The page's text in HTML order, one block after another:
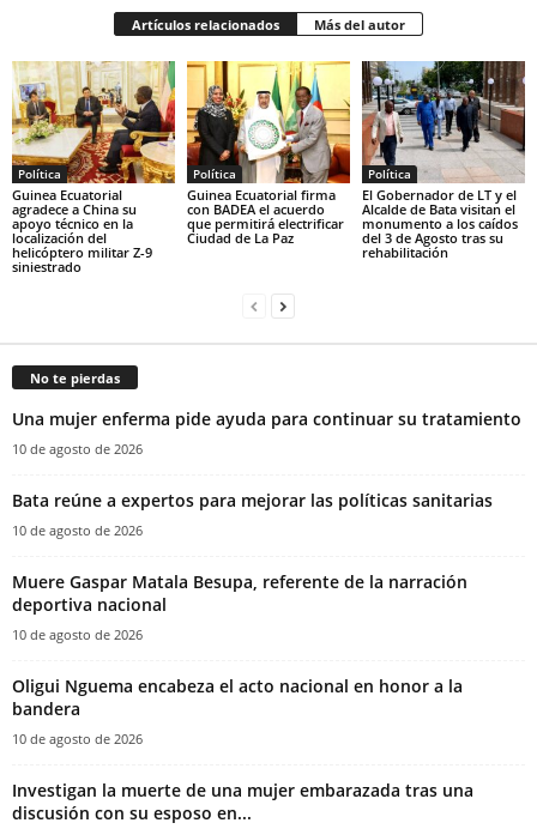
Artículos relacionados Más del autor
Política
Guinea Ecuatorial
agradece a China su
apoyo técnico en la
localización del
helicóptero militar Z-9
siniestrado
Política
Guinea Ecuatorial firma
con BADEA el acuerdo
que permitirá electrificar
Ciudad de La Paz
Política
El Gobernador de LT y el
Alcalde de Bata visitan el
monumento a los caídos
del 3 de Agosto tras su
rehabilitación
No te pierdas
Una mujer enferma pide ayuda para continuar su tratamiento
10 de agosto de 2026
Bata reúne a expertos para mejorar las políticas sanitarias
10 de agosto de 2026
Muere Gaspar Matala Besupa, referente de la narración
deportiva nacional
10 de agosto de 2026
Oligui Nguema encabeza el acto nacional en honor a la
bandera
10 de agosto de 2026
Investigan la muerte de una mujer embarazada tras una
discusión con su esposo en...